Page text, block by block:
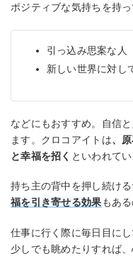
ポジティブな気持ちを持
引っ込み思案な人
新しい世界に対し
などにもおすすめ。自信
ます。クロコアイトは、
と幸福を招く といわれてい
持ち主の背中を押し続け
福を引き寄せる効果もある
仕事に行く際に毎日目に
少しでも眺めたりすれば